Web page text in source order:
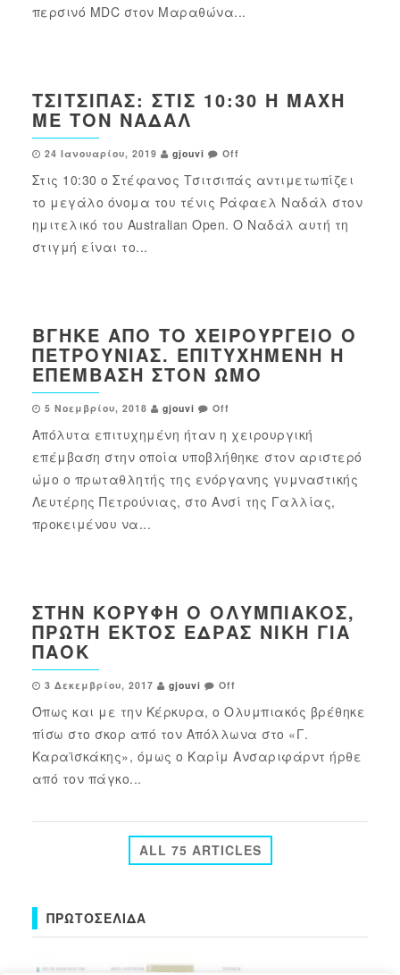
περσινό MDC στον Μαραθώνα...
ΤΣΙΤΣΙΠΆΣ: ΣΤΙΣ 10:30 Η ΜΆΧΗ
ΜΕ ΤΟΝ ΝΑΔΆΛ
24 Ιανουαρίου, 2019 gjouvi Off
Στις 10:30 ο Στέφανος Τσιτσιπάς αντιμετωπίζει
το μεγάλο όνομα του τένις Ράφαελ Ναδάλ στον
ημιτελικό του Australian Open. Ο Ναδάλ αυτή τη
στιγμή είναι το...
ΒΓΉΚΕ ΑΠΌ ΤΟ ΧΕΙΡΟΥΡΓΕΊΟ Ο
ΠΕΤΡΟΎΝΙΑΣ. ΕΠΙΤΥΧΗΜΈΝΗ Η
ΕΠΈΜΒΑΣΗ ΣΤΟΝ ΏΜΟ
5 Νοεμβρίου, 2018 gjouvi Off
Απόλυτα επιτυχημένη ήταν η χειρουργική
επέμβαση στην οποία υποβλήθηκε στον αριστερό
ώμο ο πρωταθλητής της ενόργανης γυμναστικής
Λευτέρης Πετρούνιας, στο Ανσί της Γαλλίας,
προκειμένου να...
ΣΤΗΝ ΚΟΡΥΦΉ Ο ΟΛΥΜΠΙΑΚΌΣ,
ΠΡΏΤΗ ΕΚΤΌΣ ΈΔΡΑΣ ΝΊΚΗ ΓΙΑ
ΠΑΟΚ
3 Δεκεμβρίου, 2017 gjouvi Off
Όπως και με την Κέρκυρα, ο Ολυμπιακός βρέθηκε
πίσω στο σκορ από τον Απόλλωνα στο «Γ.
Καραϊσκάκης», όμως ο Καρίμ Ανσαριφάρντ ήρθε
από τον πάγκο...
ALL 75 ARTICLES
ΠΡΩΤΟΣΈΛΙΔΑ